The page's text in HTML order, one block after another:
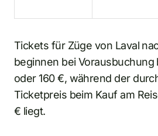
Tickets für Züge von Laval
beginnen bei Vorausbuchung
oder 160 €, während der
Ticketpreis beim Kauf am
€ liegt.